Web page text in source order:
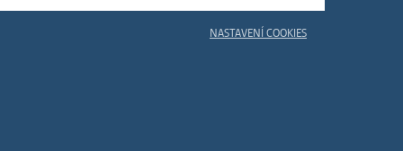
NASTAVENÍ COOKIES